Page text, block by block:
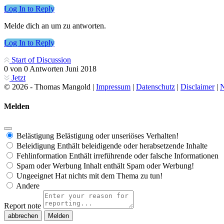
Log In to Reply
Melde dich an um zu antworten.
Log In to Reply
Start of Discussion
0 von 0 Antworten Juni 2018
Jetzt
© 2026 - Thomas Mangold | Impressum | Datenschutz | Disclaimer|
Melden
Belästigung Belästigung oder unseriöses Verhalten!
Beleidigung Enthält beleidigende oder herabsetzende Inhalte
Fehlinformation Enthält irreführende oder falsche Informationen
Spam oder Werbung Inhalt enthält Spam oder Werbung!
Ungeeignet Hat nichts mit dem Thema zu tun!
Andere
Report note
Melden